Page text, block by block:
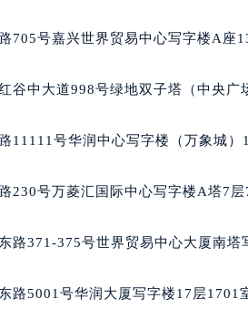
省丹东市振兴区七经街萧邦售后服
省阜新市海州区解放大街萧邦售后
宁省锦州市古塔区中央大街萧邦售后
省盘锦市兴隆台区石油大街萧邦售
省营口市站前区市府路与渤海大街
省沈阳市沈河区中街路83号亨得利
705号嘉兴世界贸易中心写字楼A座
谷中大道998号绿地双子塔（中央广
11111号华润中心写字楼（万象城）
230号万菱汇国际中心写字楼A塔7层
路371-375号世界贸易中心大厦南塔
路5001号华润大厦写字楼17层1701